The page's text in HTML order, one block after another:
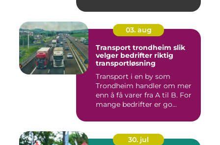
03. aug
Transport trondheim slik
velger bedrifter riktig
transportløsning
Transport i en by som
Trondheim handler om mer
enn å få varer fra A til B. For
mange bedrifter er go...
30. jul